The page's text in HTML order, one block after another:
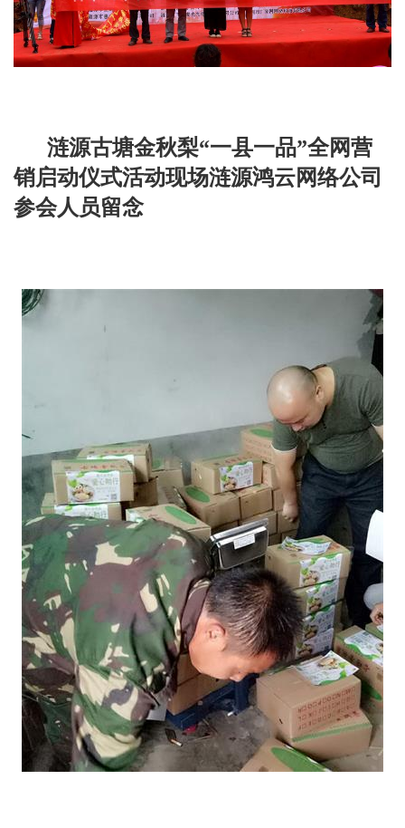
涟源古塘金秋梨“一县一品”全网营
销启动仪式活动现场涟源鸿云网络公司
参会人员留念